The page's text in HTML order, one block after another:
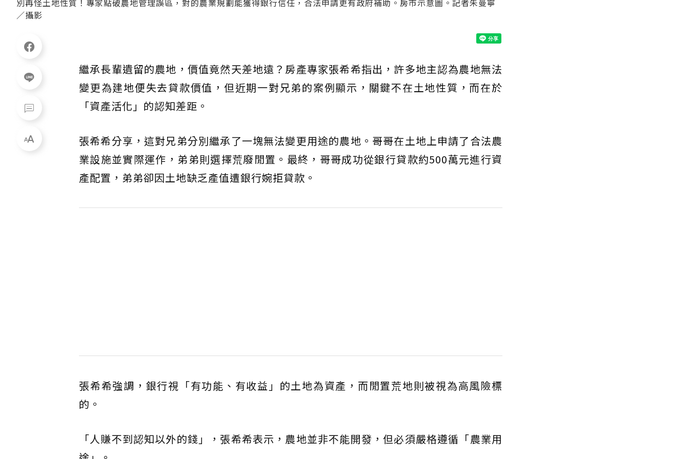
別再怪土地性質！專家點破農地管理誤區，對的農業規劃能獲得銀行信任，合法申請更有政府補助。房市示意圖。記者朱曼寧
／攝影
繼承長輩遺留的農地，價值竟然天差地遠？房產專家張希希指出，許多地主認為農地無法
變更為建地便失去貸款價值，但近期一對兄弟的案例顯示，關鍵不在土地性質，而在於
「資產活化」的認知差距。
張希希分享，這對兄弟分別繼承了一塊無法變更用途的農地。哥哥在土地上申請了合法農
業設施並實際運作，弟弟則選擇荒廢閒置。最終，哥哥成功從銀行貸款約500萬元進行資
產配置，弟弟卻因土地缺乏產值遭銀行婉拒貸款。
張希希強調，銀行視「有功能、有收益」的土地為資產，而閒置荒地則被視為高風險標
的。
「人賺不到認知以外的錢」，張希希表示，農地並非不能開發，但必須嚴格遵循「農業用